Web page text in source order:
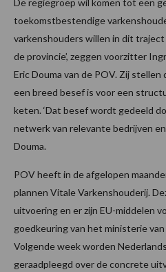
De regiegroep wil komen tot een
toekomstbestendige
varkenshouders willen in dit
de provincie’, zeggen voorzitter
Eric Douma van de POV. Zij
een breed besef is voor een
keten. ‘Dat besef wordt gedeeld
netwerk van relevante bedrijven en
Douma.
POV heeft in de afgelopen
plannen Vitale Varkenshouderij.
uitvoering en er zijn EU-middelen
goedkeuring van het ministerie
Volgende week worden
geraadpleegd over de concrete